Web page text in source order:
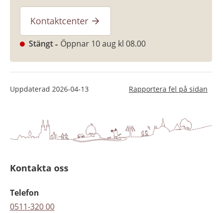
Kontaktcenter
Stängt Öppnar 10 aug kl 08.00
Uppdaterad 2026-04-13 Rapportera fel på sidan
Kontakta oss
Telefon
0511-320 00